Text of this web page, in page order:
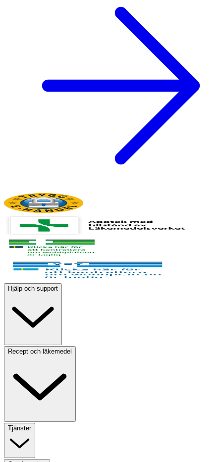
Hjälp och support
Recept och läkemedel
Tjänster